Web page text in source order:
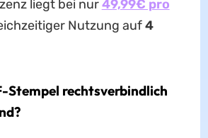
liegt bei nur49,99€ pro
Nutzung auf4
Stempel rechtsverbindlich